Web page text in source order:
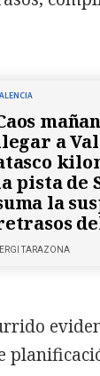
a
pista de
la
TARAZONA